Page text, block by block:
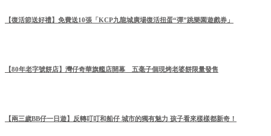
【復活節送好禮】免費送10張「KCP九龍城廣場復活扭蛋“彈”跳樂園遊戲券」
【80年老字號餅店】灣仔奇華旗艦店開幕 五毫子個現烤老婆餅限量發售
【兩三歲BB仔一日遊】反轉叮叮和船仔 城市的獨有魅力 孩子看來樣樣都新奇！